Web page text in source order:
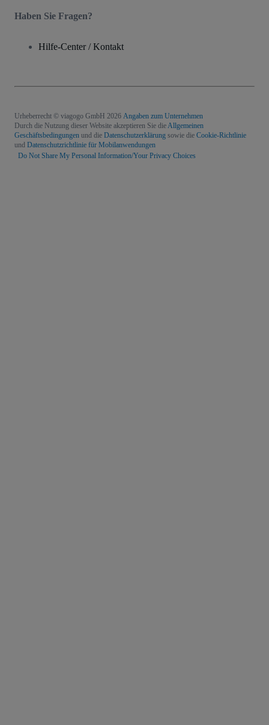
Haben Sie Fragen?
Hilfe-Center / Kontakt
Urheberrecht © viagogo GmbH 2026 Angaben zum Unternehmen
Durch die Nutzung dieser Website akzeptieren Sie dieAllgemeinen
Geschäftsbedingungen und die Datenschutzerklärung sowie die Cookie-Richtlinie
und Datenschutzrichtlinie für Mobilanwendungen
Do Not Share My Personal Information/Your Privacy Choices